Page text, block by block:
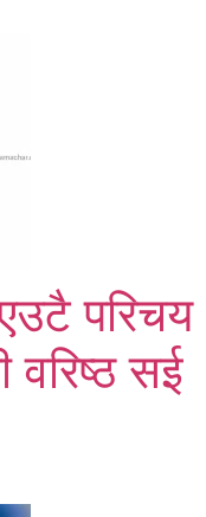
परिचय
वरिष्ठ सई